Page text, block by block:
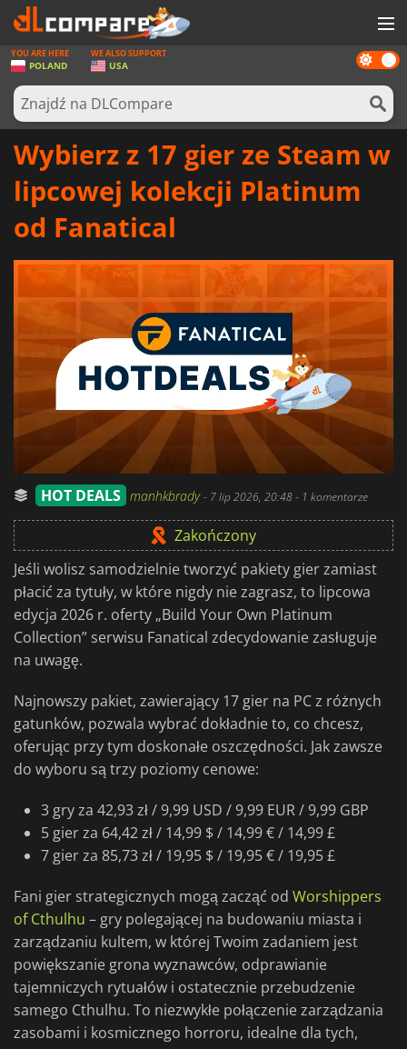
GRY
KARTY DO GIER
OPROGRAMOWANIE
REWARDS
SPRZĘT KOMPUTEROWY
ZALOGUJ SIĘ LUB ZAREJESTRUJ
Dark
mode
YOU ARE HERE
POLAND
WE ALSO SUPPORT
USA
Wybierz z 17 gier ze Steam w
lipcowej kolekcji Platinum
od Fanatical
HOT DEALS manhkbrady- 7 lip 2026, 20:48- 1 komentarze
Zakończony
Jeśli wolisz samodzielnie tworzyć pakiety gier zamiast
płacić za tytuły, w które nigdy nie zagrasz, to lipcowa
edycja 2026 r. oferty „Build Your Own Platinum
Collection” serwisu Fanatical zdecydowanie zasługuje
na uwagę.
Najnowszy pakiet, zawierający 17 gier na PC z różnych
gatunków, pozwala wybrać dokładnie to, co chcesz,
oferując przy tym doskonałe oszczędności. Jak zawsze
do wyboru są trzy poziomy cenowe:
3 gry za 42,93 zł / 9,99 USD / 9,99 EUR / 9,99 GBP
5 gier za 64,42 zł / 14,99 $ / 14,99 € / 14,99 £
7 gier za 85,73 zł / 19,95 $ / 19,95 € / 19,95 £
Fani gier strategicznych mogą zacząć od Worshippers
of Cthulhu – gry polegającej na budowaniu miasta i
zarządzaniu kultem, w której Twoim zadaniem jest
powiększanie grona wyznawców, odprawianie
tajemniczych rytuałów i ostatecznie przebudzenie
samego Cthulhu. To niezwykłe połączenie zarządzania
zasobami i kosmicznego horroru, idealne dla tych,